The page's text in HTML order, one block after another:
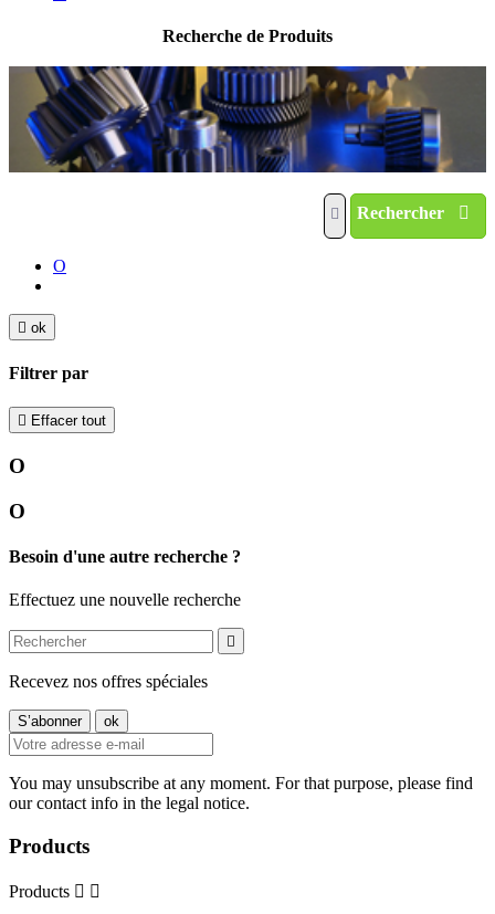
Recherche de Produits
Rechercher
O
 ok
Filtrer par
 Effacer tout
O
O
Besoin d'une autre recherche ?
Effectuez une nouvelle recherche

Recevez nos offres spéciales
You may unsubscribe at any moment. For that purpose, please find
our contact info in the legal notice.
Products
Products  